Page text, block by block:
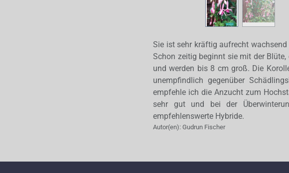
Sie ist sehr kräftig aufrecht
Schon zeitig beginnt sie mit der
und werden bis 8 cm groß. Die
unempfindlich gegenüber
empfehle ich die Anzucht zum
sehr gut und bei der
empfehlenswerte Hybride.
Autor(en): Gudrun Fischer